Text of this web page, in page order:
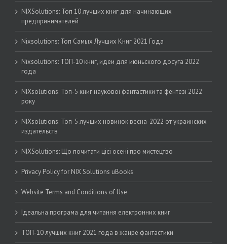
NIXSolutions: Топ 10 лучших книг для начинающих
предпринимателей
Nixsolutions: Топ Самых Лучших Книг 2021 Года
Nixsolutions: ТОП-10 книг, идеи для июньского досуга 2022
года
NIXsolutions: Топ-5 книг наукової фантастики та фентезі 2022
року
NIXsolutions: Топ-5 лучших новинок весна-2022 от украинских
издательств
NIXSolutions: Що почитати цієї осені про мистецтво
Privacy Policy for NIX Solutions uBooks
Website Terms and Conditions of Use
Ідеальна програма для читання електронних книг
ТОП-10 лучших книг 2021 года в жанре фантастики